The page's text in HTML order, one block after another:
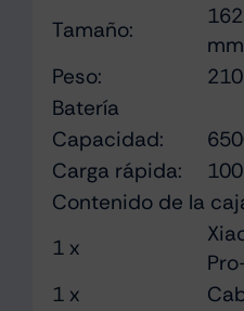
Tamaño:
mm
Peso:
Batería
Capacidad:
Carga rápida:
Contenido de la
1 x
1 x